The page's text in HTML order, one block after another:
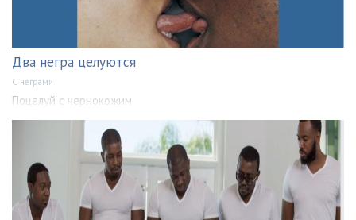
Два негра целуются
С неграми
Поцелуй с чернокожим